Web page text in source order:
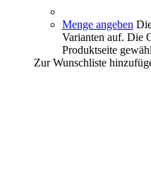
Menge angeben
Varianten auf. Die
Produktseite
Zur Wunschliste